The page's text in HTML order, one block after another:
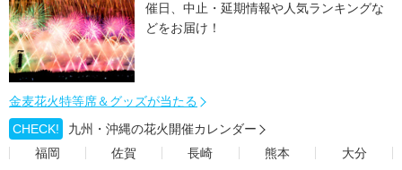
催日、中止・延期情報や人気ランキングな
どをお届け！
金麦花火特等席＆グッズが当たる
CHECK!
九州・沖縄の花火開催カレンダー
福岡
佐賀 長崎 熊本
大分